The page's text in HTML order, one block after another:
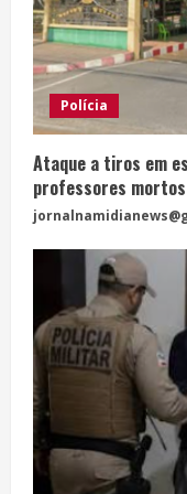
Polícia
Ataque a tiros em
professores